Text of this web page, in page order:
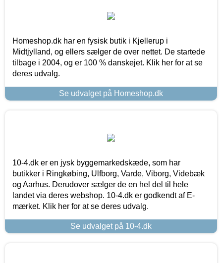
Homeshop.dk har en fysisk butik i Kjellerup i
Midtjylland, og ellers sælger de over nettet. De startede
tilbage i 2004, og er 100 % danskejet. Klik her for at se
deres udvalg.
Se udvalget på Homeshop.dk
10-4.dk er en jysk byggemarkedskæde, som har
butikker i Ringkøbing, Ulfborg, Varde, Viborg, Videbæk
og Aarhus. Derudover sælger de en hel del til hele
landet via deres webshop. 10-4.dk er godkendt af E-
mærket. Klik her for at se deres udvalg.
Se udvalget på 10-4.dk